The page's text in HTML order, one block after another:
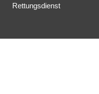
Rettungsdienst